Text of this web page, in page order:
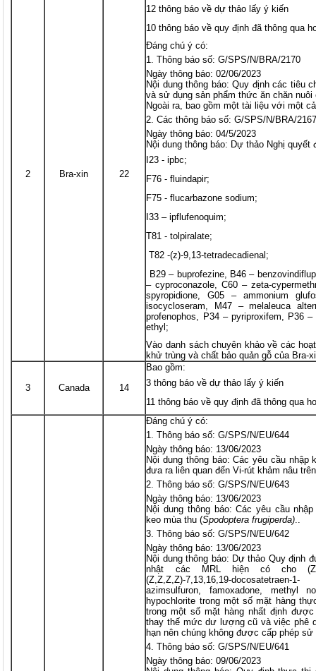
2 Bra-xin 22
12 thông báo về dự thảo lấy ý kiến
10 thông báo về quy định đã thông qua
Đáng chú ý có:
Thông báo số: G/SPS/N/BRA/2170
Ngày thông báo: 02/06/2023
Nội dung thông báo: Quy định các tiêu
và sử dụng sản phẩm thức ăn chăn nuôi
Ngoài ra, bao gồm một tài liệu với một
Các thông báo số: G/SPS/N/BRA/
Ngày thông báo: 04/5/2023
Nội dung thông báo: Dự thảo Nghị quyết
I23 - ipbc;
F76 - fluindapir;
F75 - flucarbazone sodium;
I33 – ipflufenoquim;
T81 - tolpiralate;
T82 -(z)-9,13-tetradecadienal;
B29 – buprofezine, B46 –
– cyproconazole, C60 – zeta-
spyropidione, G05 – ammonium
isocycloseram, M47 – melaleuca
profenophos, P34 – pyriproxifem, P36
ethyl;
Vào danh sách chuyên khảo về các
khử trùng và chất bảo quản gỗ của Bra-
3 Canada 14
Bao gồm:
3 thông báo về dự thảo lấy ý kiến
11 thông báo về quy định đã thông qua
Đáng chú ý có:
Thông báo số: G/SPS/N/EU/644
Ngày thông báo: 13/06/2023
Nội dung thông báo: Các yêu cầu
đưa ra liên quan đến Vi-rút khảm nâu
Thông báo số: G/SPS/N/EU/643
Ngày thông báo: 13/06/2023
Nội dung thông báo: Các yêu cầu
keo mùa thu (Spodoptera frugiperda)..
Thông báo số: G/SPS/N/EU/642
Ngày thông báo: 13/06/2023
Nội dung thông báo: Dự thảo Quy định
nhật các MRL hiện có cho (Z)-
(Z,Z,Z,Z)-7,13,16,19-
azimsulfuron, famoxadone, methyl
hypochlorite trong một số mặt hàng
trong một số mặt hàng nhất định
thay thế mức dư lượng cũ và việc phê
hạn nên chúng không được cấp phép
Thông báo số: G/SPS/N/EU/641
Ngày thông báo: 09/06/2023